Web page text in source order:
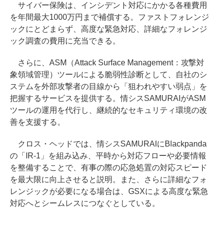
サイバー保険は、インシデント対応にかかる各種費用
を年間最大1000万円まで補償する。ファストフォレンジ
ックにとどまらず、高度な緊急対応、詳細なフォレンジ
ック調査の費用に充当できる。
さらに、ASM（Attack Surface Management：攻撃対
象領域管理）ツールによる脆弱性診断として、自社のシ
ステムを外部攻撃者の目線から「狙われやすい弱点」を
把握するサービスを提供する。情シスSAMURAIがASM
ツールの運用を代行し、継続的なセキュリティ環境の改
善を支援する。
クロス・ヘッドでは、情シスSAMURAIにBlackpanda
の「IR-1」を組み込み、平時から対応フローや必要情報
を整備することで、有事の際の応急処置の対応スピード
を最大限に向上させると説明。また、さらに詳細なフォ
レンジックが必要になる場合は、GSXによる高度な緊急
対応へとシームレスにつなぐとしている。